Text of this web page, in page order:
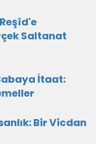
Saltanat
İtaat:
Bir Vicdan